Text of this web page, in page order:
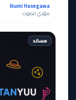
Ikumi Hasegawa
مؤدي الصوت
مساند